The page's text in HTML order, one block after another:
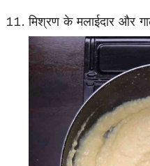
मिश्रण के मलाईदार और